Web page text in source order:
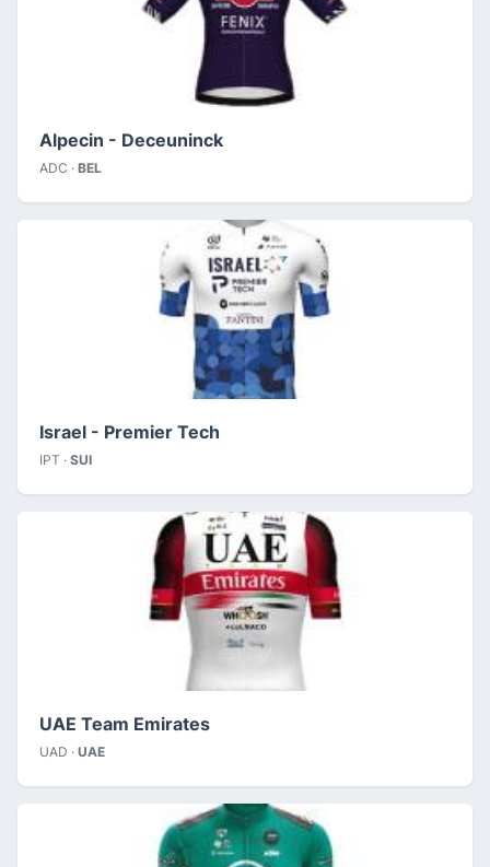
Alpecin - Deceuninck
ADC · BEL
Israel - Premier Tech
IPT · SUI
UAE Team Emirates
UAD · UAE